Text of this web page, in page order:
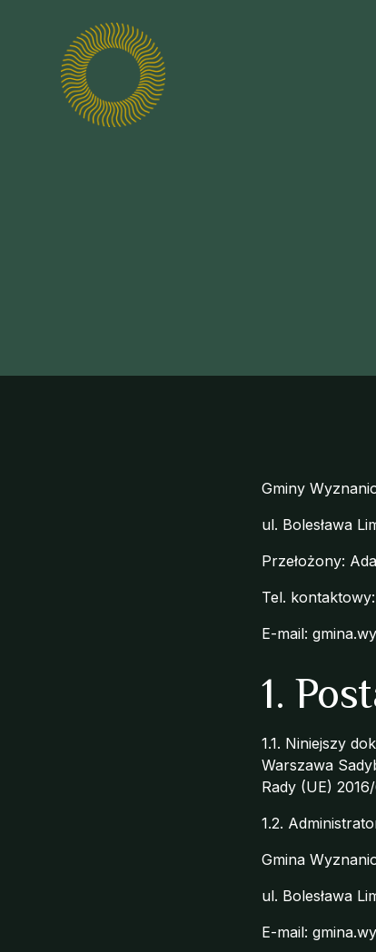
Gminy
ul. Bolesława
Przełożony:
Tel.
E-mail:
1.
1.1. Niniejszy
Warszawa
Rady (UE)
1.2.
Gmina
ul. Bolesława
E-mail: